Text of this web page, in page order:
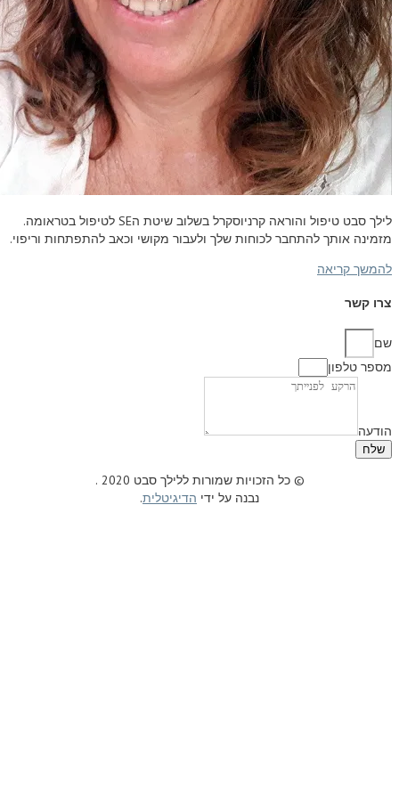
טיפול והוראה קרניוסקרל בשלוב שיטת הSEלטיפול בטראומה.
להתחבר לכוחות שלך ולעבור מקושי וכאב להתפתחות וריפוי.
© כל הזכויות שמורות ללילך סבט 2020 .
נבנה על ידיהדיגיטלית .